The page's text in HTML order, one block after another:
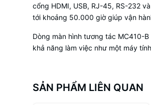
cổng HDMI, USB, RJ-45, RS-232
tới khoảng 50.000 giờ giúp vận
Dòng màn hình tương tác MC410-
khả năng làm việc như một máy
SẢN PHẨM LIÊN QUAN